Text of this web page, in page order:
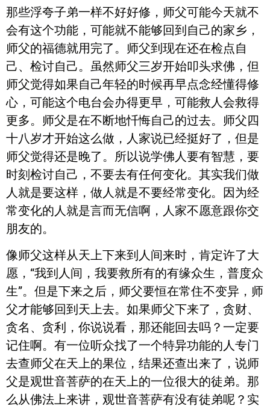
那些浮夸子弟一样不好好修，师父可能今天就不
会有这个功能，可能就不能够回到自己的家乡，
师父的福德就用完了。师父到现在还在检点自
己、检讨自己。虽然师父三岁开始叩头求佛，但
师父觉得如果自己年轻的时候再早点念经懂得修
心，可能这个电台会办得更早，可能救人会救得
更多。师父是在不断地忏悔自己的过去。师父四
十八岁才开始这么做，人家说已经挺好了，但是
师父觉得还是晚了。所以说学佛人要有智慧，要
时刻检讨自己，不要去有任何变化。其实我们做
人就是要这样，做人就是不要经常变化。因为经
常变化的人就是言而无信啊，人家不愿意跟你交
朋友的。
像师父这样从天上下来到人间来时，肯定许了大
愿，“我到人间，我要救所有的有缘众生，普度众
生”。但是下来之后，师父要恒在常住不变异，师
父才能够回到天上去。如果师父下来了，贪财、
贪名、贪利，你说说看，那还能回去吗？一定要
记住啊。有一位听众找了一个特异功能的人专门
去查师父在天上的果位，结果还查出来了，说师
父是观世音菩萨的在天上的一位很大的徒弟。那
么从佛法上来讲，观世音菩萨有没有徒弟呢？实